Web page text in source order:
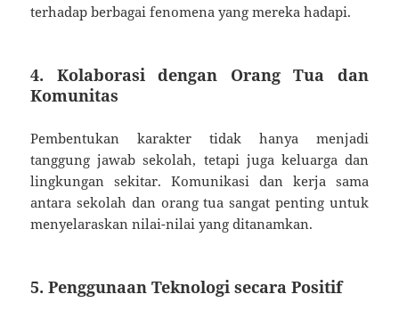
terhadap berbagai fenomena yang mereka hadapi.
4. Kolaborasi dengan Orang Tua dan
Komunitas
Pembentukan karakter tidak hanya menjadi
tanggung jawab sekolah, tetapi juga keluarga dan
lingkungan sekitar. Komunikasi dan kerja sama
antara sekolah dan orang tua sangat penting untuk
menyelaraskan nilai-nilai yang ditanamkan.
5.Penggunaan Teknologi secara Positif